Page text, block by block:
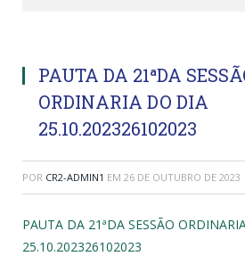
PAUTA DA 21ªDA
ORDINARIA DO DIA
25.10.202326102023
POR CR2-ADMIN1 EM 26 DE OUTUBRO DE 2023
PAUTA DA 21ªDA SESSÃO
25.10.202326102023